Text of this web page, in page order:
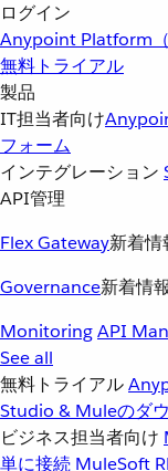
ログイン
Anypoint Platform（
無料トライアル
製品
IT担当者向け
フォーム
インテグレーション
API管理
Flex Gateway新着情
Governance新着情報
MonitoringAPI
See all
無料トライアル
Studio & Muleのダ
ビジネス担当者向け
単に接続 MuleSoft